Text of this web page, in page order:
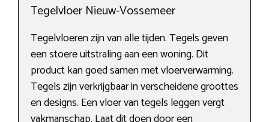
Tegelvloer Nieuw-Vossemeer
Tegelvloeren zijn van alle tijden. Tegels geven
een stoere uitstraling aan een woning. Dit
product kan goed samen met vloerverwarming.
Tegels zijn verkrijgbaar in verscheidene groottes
en designs. Een vloer van tegels leggen vergt